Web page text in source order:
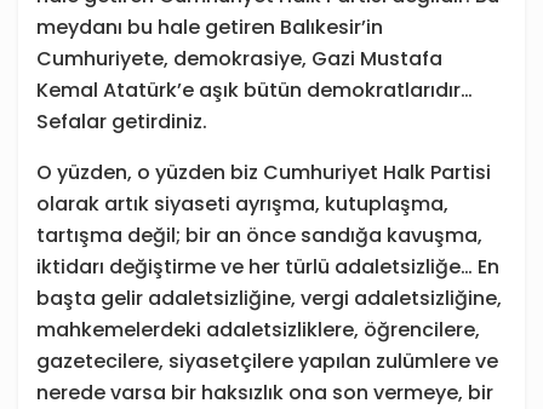
meydanı bu hale getiren Balıkesir’in
Cumhuriyete, demokrasiye, Gazi Mustafa
Kemal Atatürk’e aşık bütün demokratlarıdır…
Sefalar getirdiniz.
O yüzden, o yüzden biz Cumhuriyet Halk Partisi
olarak artık siyaseti ayrışma, kutuplaşma,
tartışma değil; bir an önce sandığa kavuşma,
iktidarı değiştirme ve her türlü adaletsizliğe… En
başta gelir adaletsizliğine, vergi adaletsizliğine,
mahkemelerdeki adaletsizliklere, öğrencilere,
gazetecilere, siyasetçilere yapılan zulümlere ve
nerede varsa bir haksızlık ona son vermeye, bir